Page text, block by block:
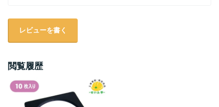
レビューを書く
閲覧履歴